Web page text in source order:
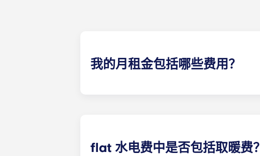
我的月租金包括哪些费用？
flat 水电费中是否包括取暖费？